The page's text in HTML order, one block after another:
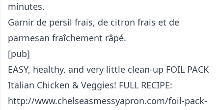
minutes.
Garnir de persil frais, de citron frais et de
parmesan fraîchement râpé.
[pub]
EASY, healthy, and very little clean-up FOIL PACK
Italian Chicken & Veggies! FULL RECIPE:
http://www.chelseasmessyapron.com/foil-pack-